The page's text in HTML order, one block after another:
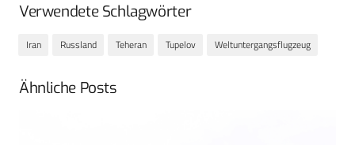
Verwendete Schlagwörter
Iran Russland Teheran Tupelov Weltuntergangsflugzeug
Ähnliche Posts